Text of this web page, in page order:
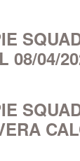
08/04/